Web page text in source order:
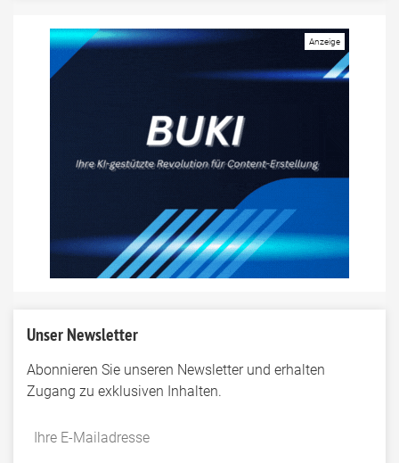
Unser Newsletter
Abonnieren Sie unseren Newsletter und erhalten
Zugang zu exklusiven Inhalten.
Do
*Ihre